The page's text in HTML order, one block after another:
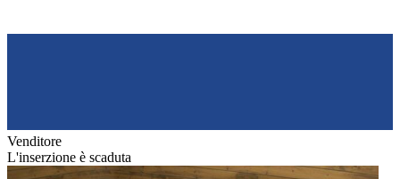
Venditore
L'inserzione è scaduta